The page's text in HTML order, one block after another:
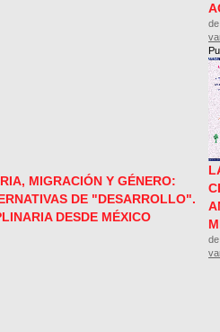
MIGRACIÓN Y GÉNERO:
DE "DESARROLLO".
DESDE MÉXICO